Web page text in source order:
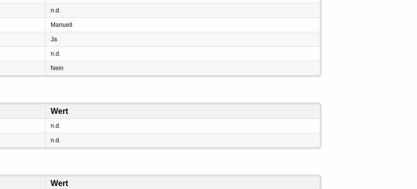
n.d.
Manuell
Ja
n.d.
Nein
Wert
n.d.
n.d.
Wert